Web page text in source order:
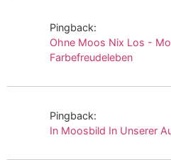
Pingback:
Ohne Moos Nix Los -
Farbefreudeleben
Pingback:
In Moosbild In Unserer